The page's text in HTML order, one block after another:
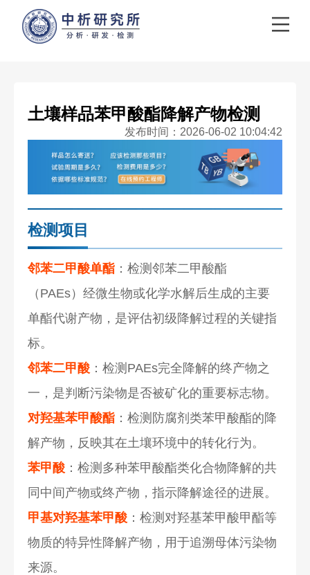
土壤样品苯甲酸酯降解产物检测
发布时间：2026-06-02 10:04:42
检测项目
邻苯二甲酸单酯 ：检测邻苯二甲酸酯
（PAEs）经微生物或化学水解后生成的主要
单酯代谢产物，是评估初级降解过程的关键指
标。
邻苯二甲酸 ：检测PAEs完全降解的终产物之
一，是判断污染物是否被矿化的重要标志物。
对羟基苯甲酸酯 ：检测防腐剂类苯甲酸酯的降
解产物，反映其在土壤环境中的转化行为。
苯甲酸 ：检测多种苯甲酸酯类化合物降解的共
同中间产物或终产物，指示降解途径的进展。
甲基对羟基苯甲酸 ：检测对羟基苯甲酸甲酯等
物质的特异性降解产物，用于追溯母体污染物
来源。